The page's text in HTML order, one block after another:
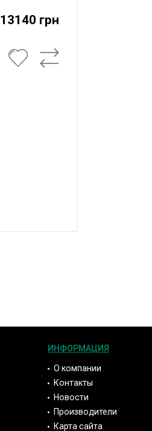
13140 грн
ИНФОРМАЦИЯ
О компании
Контакты
Новости
Производители
Карта сайта